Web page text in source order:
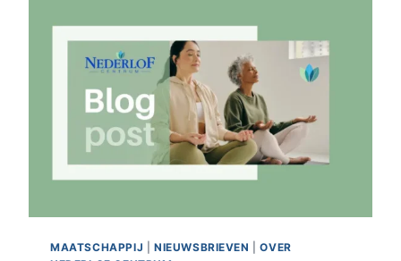
MAATSCHAPPIJ NIEUWSBRIEVEN |OVER